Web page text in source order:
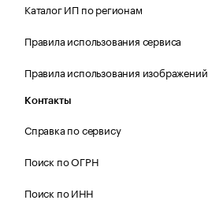
Каталог ИП по регионам
Правила использования сервиса
Правила использования изображений
Контакты
Справка по сервису
Поиск по ОГРН
Поиск по ИНН